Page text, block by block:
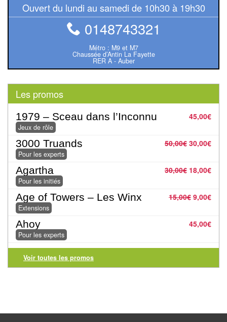
Dominos
Coffrets
jeux
–
multijeux
Cartes
traditionnelles
Jeu
de
Dés
Maquettes
Dames
Chinoises
Fléchettes
Ouvert du lundi au samedi de 10h30 à 19h30
0148743321
Métro : M9 et M7
Chaussée d’Antin La Fayette
RER A - Auber
Les promos
45,00€
1979 – Sceau dans l’Inconnu
Jeux de rôle
50,00€ 30,00€
3000 Truands
Pour les experts
30,00€ 18,00€
Agartha
Pour les initiés
15,00€ 9,00€
Age of Towers – Les Winx
Extensions
45,00€
Ahoy
Pour les experts
Voir toutes les promos